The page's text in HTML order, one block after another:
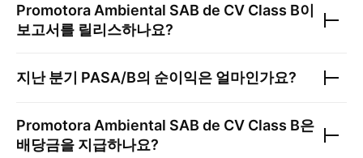
Promotora Ambiental SAB de CV Class B이
보고서를 릴리스하나요?
지난 분기 PASA/B의 순이익은 얼마인가요?
Promotora Ambiental SAB de CV Class B은
배당금을 지급하나요?